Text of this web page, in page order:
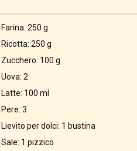
Farina: 250 g
Ricotta: 250 g
Zucchero: 100 g
Uova: 2
Latte: 100 ml
Pere: 3
Lievito per dolci: 1 bustina
Sale: 1 pizzico